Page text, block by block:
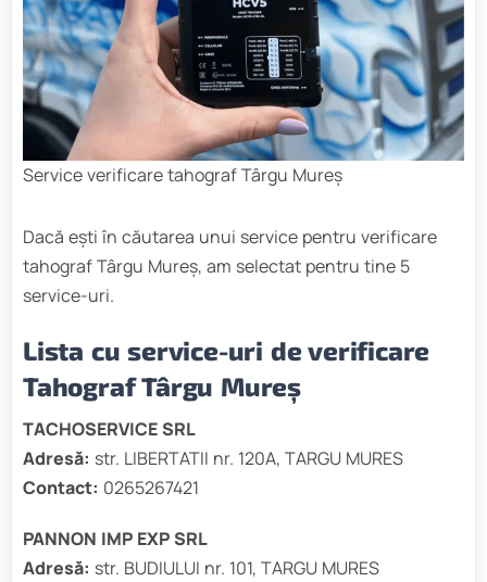
Service verificare tahograf Târgu Mureș
Dacă ești în căutarea unui service pentru verificare
tahograf Târgu Mureș, am selectat pentru tine 5
service-uri.
Lista cu service-uri de verificare
Tahograf Târgu Mureș
TACHOSERVICE SRL
Adresă: str. LIBERTATII nr. 120A, TARGU MURES
Contact: 0265267421
PANNON IMP EXP SRL
Adresă: str. BUDIULUI nr. 101, TARGU MURES